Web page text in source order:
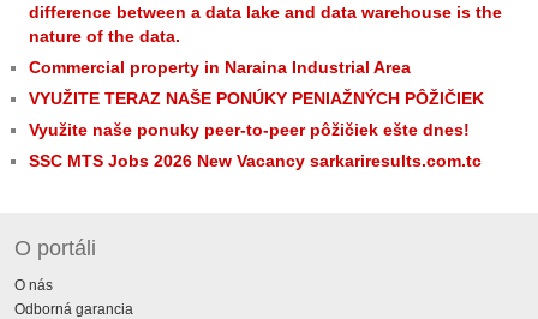
difference between a data lake and data warehouse is the
nature of the data.
Commercial property in Naraina Industrial Area
VYUŽITE TERAZ NAŠE PONÚKY PENIAŽNÝCH PÔŽIČIEK
Využite naše ponuky peer-to-peer pôžičiek ešte dnes!
SSC MTS Jobs 2026 New Vacancy sarkariresults.com.tc
O portáli
O nás
Odborná garancia